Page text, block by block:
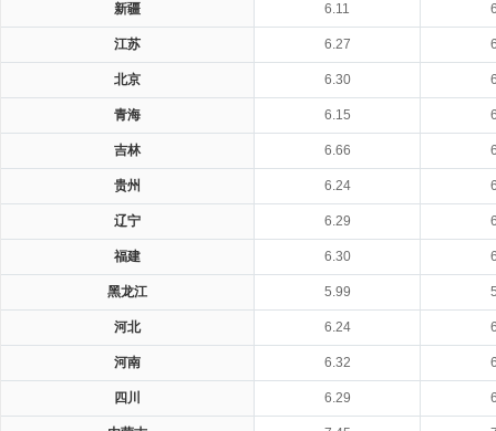
新疆 6.11
江苏 6.27
北京 6.30
青海 6.15
吉林 6.66
贵州 6.24
辽宁 6.29
福建 6.30
黑龙江 5.99
河北 6.24
河南 6.32
四川 6.29